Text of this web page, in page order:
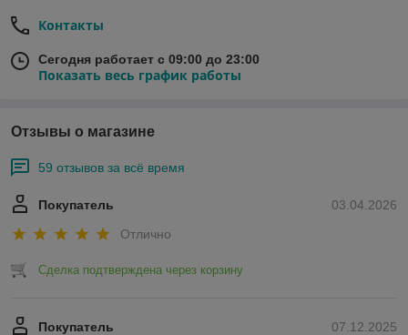
Контакты
Сегодня работает с 09:00 до 23:00
Показать весь график работы
Отзывы о магазине
59 отзывов за всё время
03.04.2026
Покупатель
Отлично
Сделка подтверждена через корзину
07.12.2025
Покупатель